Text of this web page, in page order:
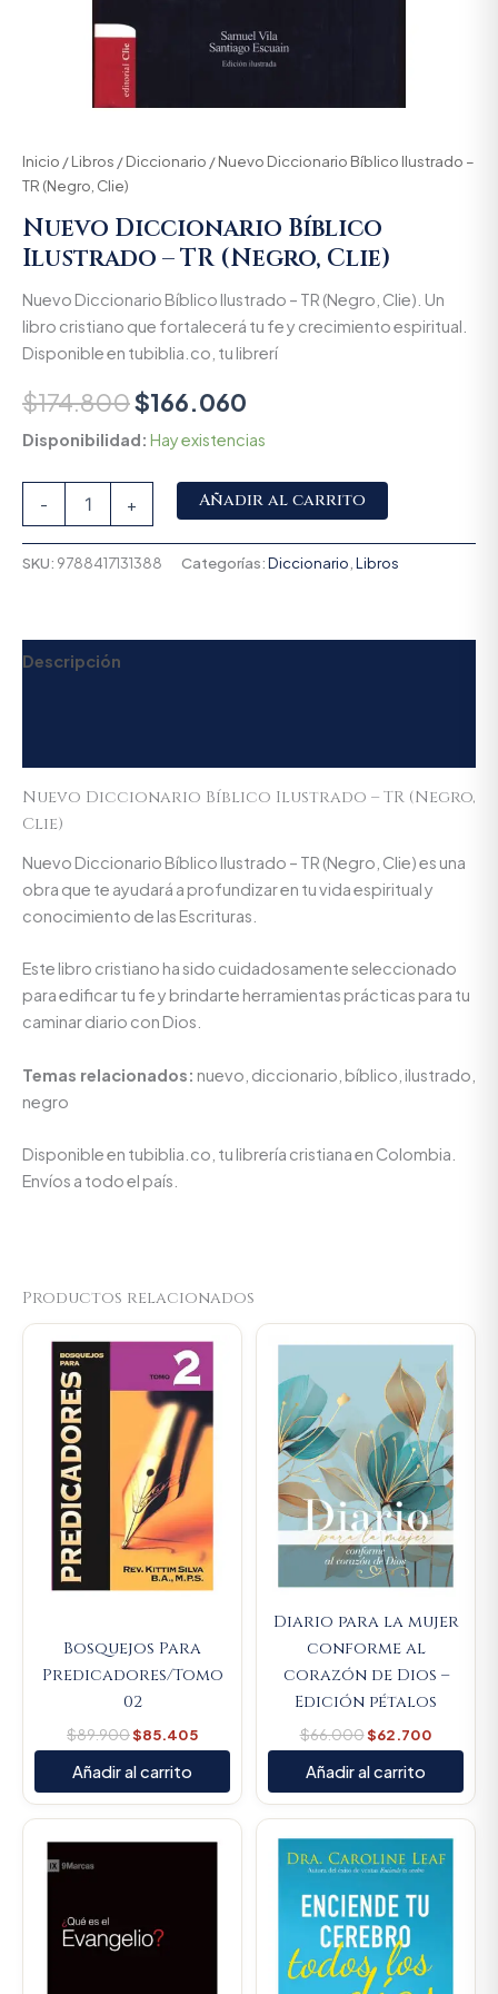
Inicio /Libros /Diccionario / Nuevo Diccionario Bíblico Ilustrado –
TR (Negro, Clie)
Nuevo Diccionario Bíblico
Ilustrado – TR (Negro, Clie)
Nuevo Diccionario Bíblico Ilustrado – TR (Negro, Clie). Un
libro cristiano que fortalecerá tu fe y crecimiento espiritual.
Disponible en tubiblia.co, tu librerí
$174.800$166.060
Disponibilidad: Hay existencias
- + Añadir al carrito
SKU: 9788417131388 Categorías:Diccionario Libros
Descripción
Nuevo Diccionario Bíblico Ilustrado – TR (Negro,
Clie)
Nuevo Diccionario Bíblico Ilustrado – TR (Negro, Clie) es una
obra que te ayudará a profundizar en tu vida espiritual y
conocimiento de las Escrituras.
Este libro cristiano ha sido cuidadosamente seleccionado
para edificar tu fe y brindarte herramientas prácticas para tu
caminar diario con Dios.
Temas relacionados: nuevo, diccionario, bíblico, ilustrado,
negro
Disponible en tubiblia.co, tu librería cristiana en Colombia.
Envíos a todo el país.
Productos relacionados
Bosquejos Para
Predicadores/Tomo
02
$89.900
was:
$89.900.
$85.405
Current
price
is:
$85.405.
Añadir al carrito
Diario para la mujer
conforme al
corazón de Dios –
Edición pétalos
$66.000
price
was:
$66.000.
$62.700
Current
price
is:
Añadir al carrito
price
Current
price
was:
Current
is: